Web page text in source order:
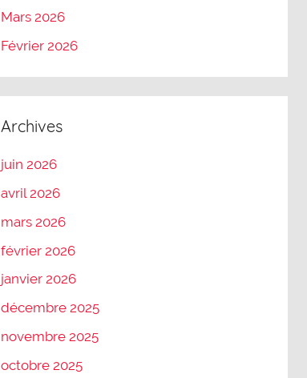
Mars 2026
Février 2026
Archives
juin 2026
avril 2026
mars 2026
février 2026
janvier 2026
décembre 2025
novembre 2025
octobre 2025